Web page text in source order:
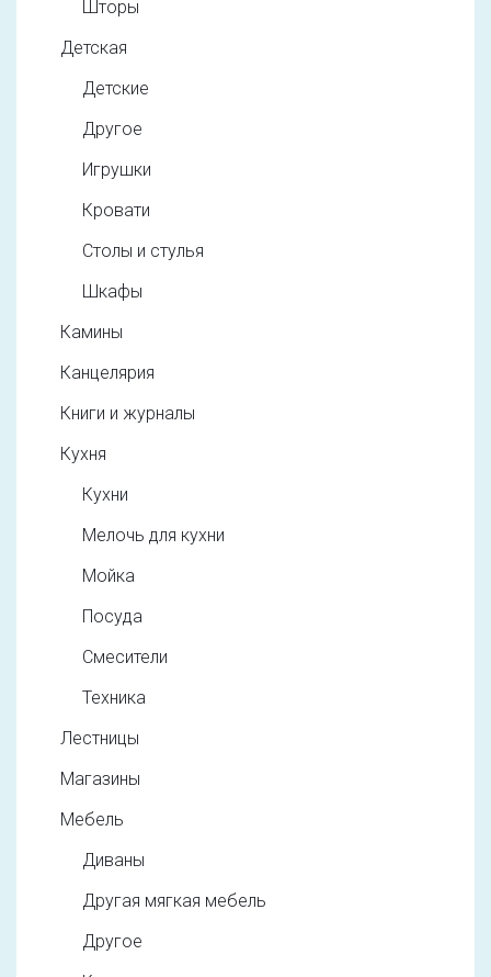
Шторы
Детская
Детские
Другое
Игрушки
Кровати
Столы и стулья
Шкафы
Камины
Канцелярия
Книги и журналы
Кухня
Кухни
Мелочь для кухни
Мойка
Посуда
Смесители
Техника
Лестницы
Магазины
Мебель
Диваны
Другая мягкая мебель
Другое